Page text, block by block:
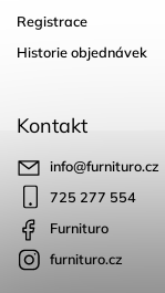
Registrace
Historie objednávek
Kontakt
info@furnituro.cz
725 277 554
Furnituro
furnituro.cz